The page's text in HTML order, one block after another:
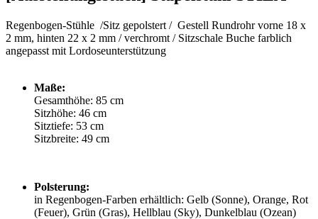
Regenbogen-Stühle /Sitz gepolstert / Gestell Rundrohr vorne 18 x
2 mm, hinten 22 x 2 mm / verchromt / Sitzschale Buche farblich
angepasst mit Lordoseunterstützung
Maße:
Gesamthöhe: 85 cm
Sitzhöhe: 46 cm
Sitztiefe: 53 cm
Sitzbreite: 49 cm
Polsterung:
in Regenbogen-Farben erhältlich: Gelb (Sonne), Orange, Rot
(Feuer), Grün (Gras), Hellblau (Sky), Dunkelblau (Ozean)